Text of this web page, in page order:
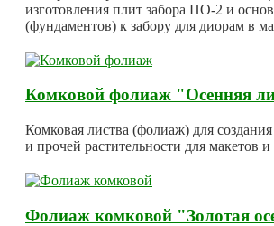
изготовления плит забора ПО-2 и
(фундаментов) к забору для диорам в
Комковой фолиаж "Осенняя
Комковая листва (фолиаж) для
и прочей растительности для макетов
Фолиаж комковой "Золотая